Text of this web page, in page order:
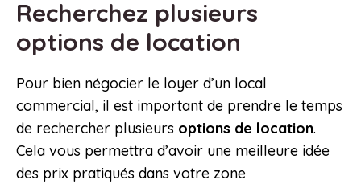
Recherchez plusieurs
options de location
Pour bien négocier le loyer d’un local
commercial, il est important de prendre le temps
de rechercher plusieurs options de location.
Cela vous permettra d’avoir une meilleure idée
des prix pratiqués dans votre zone